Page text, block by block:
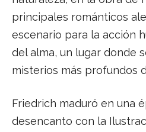
principales románticos
escenario para la acción
del alma, un lugar donde
misterios más profundos
Friedrich maduró en una
desencanto con la